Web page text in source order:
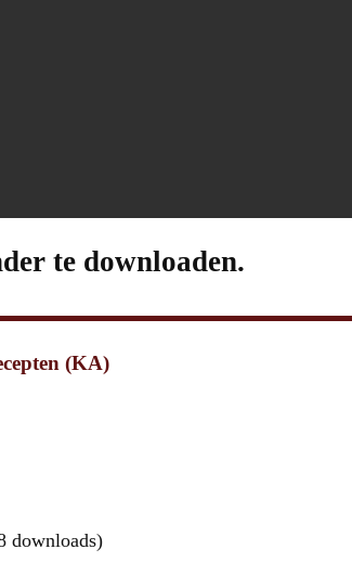
te downloaden.
(KA)
downloads)